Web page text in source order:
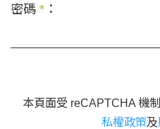
密碼 * ：
本頁面受 reCAPTCHA 機
私權政策及